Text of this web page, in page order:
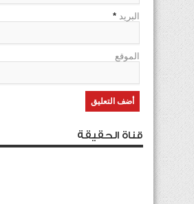
البريد *
الموقع
قناة الحقيقة